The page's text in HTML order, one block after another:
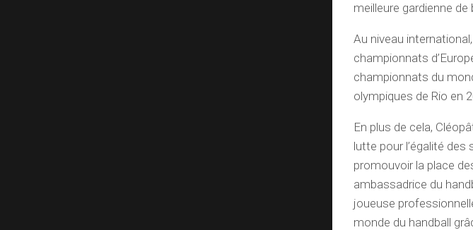
meilleure gardienne
Au niveau
championnats
championnats du
olympiques de Rio en
En plus de cela,
lutte pour l’égalité
promouvoir la place
ambassadrice du
joueuse
monde du handball